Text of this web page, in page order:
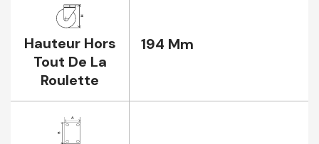
Hauteur Hors
Tout De La
Roulette
194 Mm